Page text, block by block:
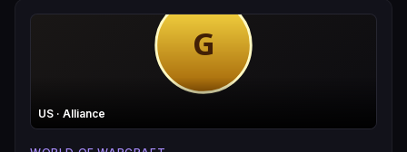
US · Alliance